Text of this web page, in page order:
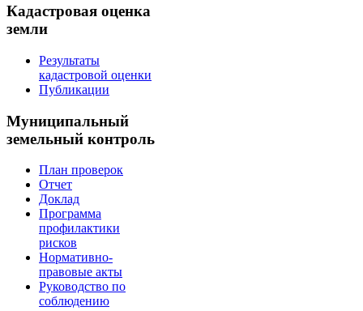
Кадастровая оценка
земли
Результаты
кадастровой оценки
Публикации
Муниципальный
земельный контроль
План проверок
Отчет
Доклад
Программа
профилактики
рисков
Нормативно-
правовые акты
Руководство по
соблюдению